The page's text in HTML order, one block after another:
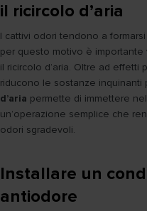
il ricircolo d’aria
I cattivi odori tendono a
per questo motivo è importante
il ricircolo d’aria. Oltre ad effetti
riducono le sostanze inquinanti
d’aria permette di immettere
un’operazione semplice che
odori sgradevoli.
Installare un
antiodore